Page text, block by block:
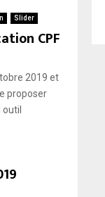
Slider
CPF
2019 et
proposer